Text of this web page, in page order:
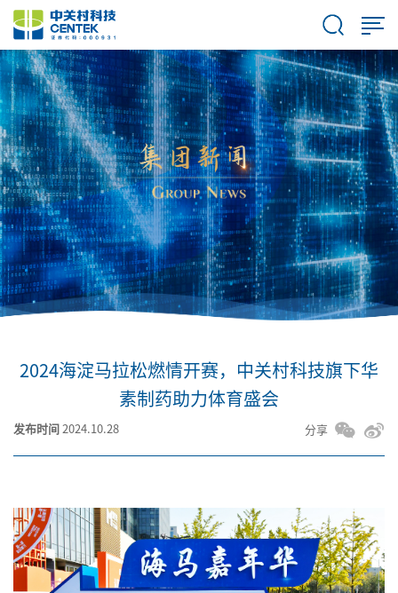
2024海淀马拉松燃情开赛，中关村科技旗下华
素制药助力体育盛会
发布时间 2024.10.28 分享